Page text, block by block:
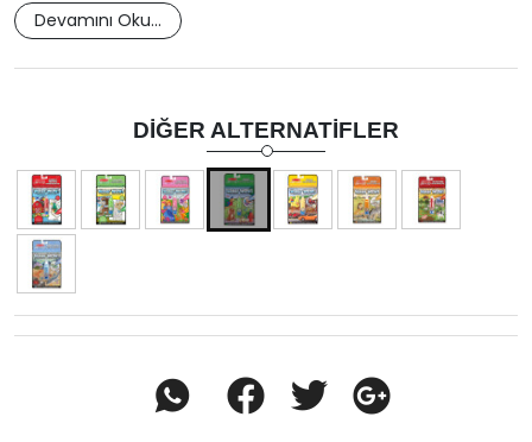
Devamını Oku...
DIĞER ALTERNATIFLER